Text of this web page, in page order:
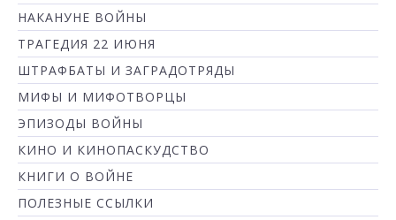
НАКАНУНЕ ВОЙНЫ
ТРАГЕДИЯ 22 ИЮНЯ
ШТРАФБАТЫ И ЗАГРАДОТРЯДЫ
МИФЫ И МИФОТВОРЦЫ
ЭПИЗОДЫ ВОЙНЫ
КИНО И КИНОПАСКУДСТВО
КНИГИ О ВОЙНЕ
ПОЛЕЗНЫЕ ССЫЛКИ